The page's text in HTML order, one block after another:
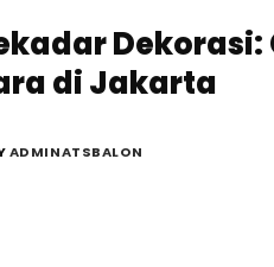
di Jakarta
ADMINATSBALON